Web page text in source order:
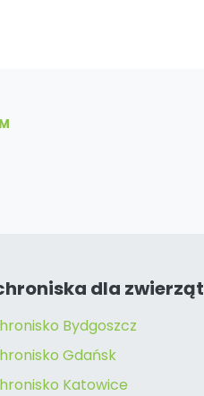
dla zwierząt
Bydgoszcz
Gdańsk
Katowice